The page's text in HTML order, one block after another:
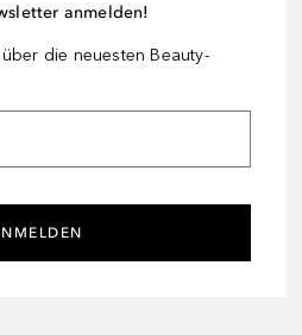
anmelden!
die neuesten Beauty-